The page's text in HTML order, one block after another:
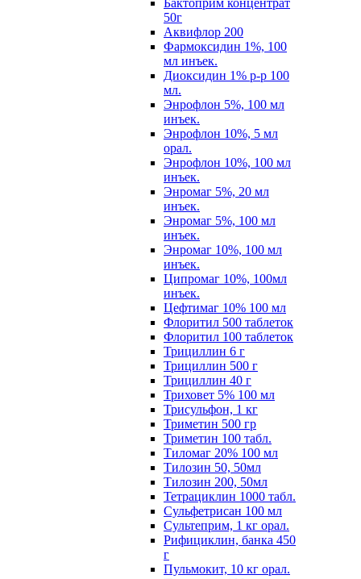
Бактоприм концентрат
50г
Аквифлор 200
Фармоксидин 1%, 100
мл инъек.
Диоксидин 1% р-р 100
мл.
Энрофлон 5%, 100 мл
инъек.
Энрофлон 10%, 5 мл
орал.
Энрофлон 10%, 100 мл
инъек.
Энромаг 5%, 20 мл
инъек.
Энромаг 5%, 100 мл
инъек.
Энромаг 10%, 100 мл
инъек.
Ципромаг 10%, 100мл
инъек.
Цефтимаг 10% 100 мл
Флоритил 500 таблеток
Флоритил 100 таблеток
Трициллин 6 г
Трициллин 500 г
Трициллин 40 г
Триховет 5% 100 мл
Трисульфон, 1 кг
Триметин 500 гр
Триметин 100 табл.
Тиломаг 20% 100 мл
Тилозин 50, 50мл
Тилозин 200, 50мл
Тетрациклин 1000 табл.
Сульфетрисан 100 мл
Сультеприм, 1 кг орал.
Рифициклин, банка 450
г
Пульмокит, 10 кг орал.